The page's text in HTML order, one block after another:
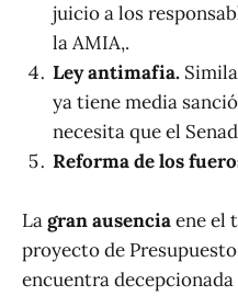
juicio a los
la AMIA,.
Ley antimafia.
ya tiene media
necesita que el
Reforma de los
Lagran ausenciaene el
proyecto de
encuentra